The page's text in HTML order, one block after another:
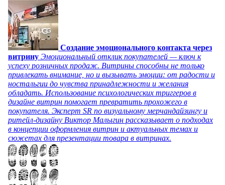
Создание эмоционального контакта через
витрину Эмоциональный отклик покупателей — ключ к
успеху розничных продаж. Витрины способны не только
привлекать внимание, но и вызывать эмоции: от радости и
ностальгии до чувства принадлежности и желания
обладать. Использование психологических триггеров в
дизайне витрин помогает превратить прохожего в
покупателя. Эксперт SR по визуальному мерчандайзингу и
ритейл-дизайну Виктор Малыгин рассказывает о подходах
в концепции оформления витрин и актуальных темах и
сюжетах для презентации товара в витринах.